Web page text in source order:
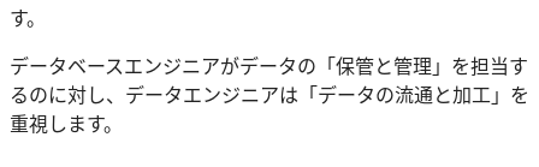
す。
データベースエンジニアがデータの「保管と管理」を担当す
るのに対し、データエンジニアは「データの流通と加工」を
重視します。